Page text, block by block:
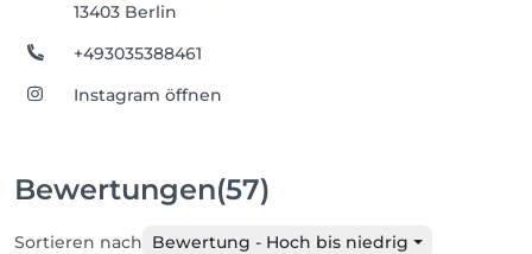
13403 Berlin
+493035388461
Instagram öffnen
Bewertungen(57)
Sortieren nach Bewertung - Hoch bis niedrig